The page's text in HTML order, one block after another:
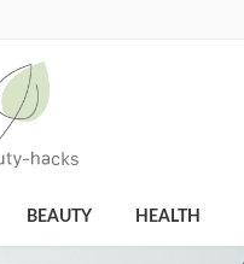
BEAUTY HEALTH